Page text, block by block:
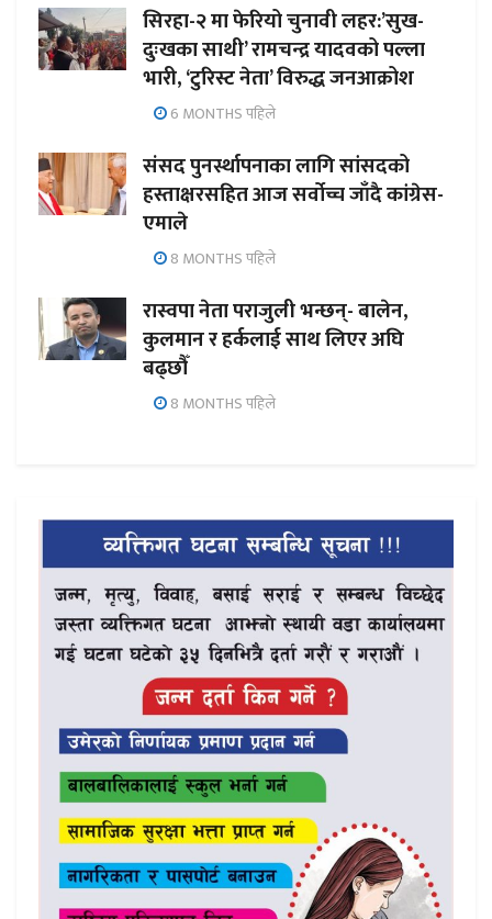
सिरहा-२ मा फेरियो चुनावी लहर:’सुख-
दुःखका साथी’ रामचन्द्र यादवको पल्ला
भारी, ‘टुरिस्ट नेता’ विरुद्ध जनआक्रोश
6 MONTHS पहिले
संसद पुनर्स्थापनाका लागि सांसदको
हस्ताक्षरसहित आज सर्वोच्च जाँदै कांग्रेस-
एमाले
8 MONTHS पहिले
रास्वपा नेता पराजुली भन्छन्- बालेन,
कुलमान र हर्कलाई साथ लिएर अघि
बढ्छौँ
8 MONTHS पहिले